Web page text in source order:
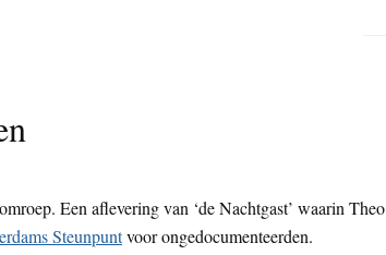
Een aflevering van ‘de Nachtgast’ waarin Theo
Steunpuntvoor ongedocumenteerden.